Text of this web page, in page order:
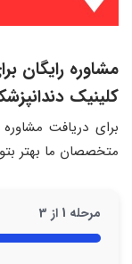
مشاوره رایگان
کلینیک
برای دریافت
متخصصان ما بهتر
مرحله 1 از 3
33%